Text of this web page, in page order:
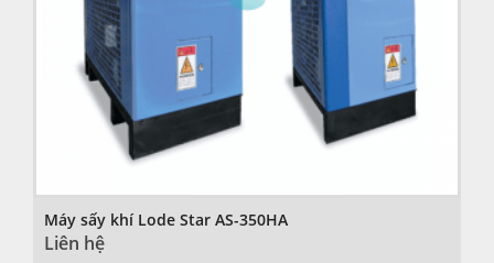
Máy sấy khí Lode Star AS-350HA
Liên hệ